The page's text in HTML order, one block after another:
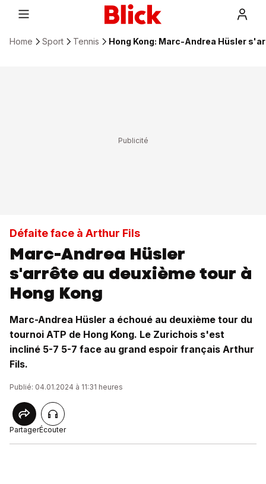
Home Sport Tennis Hong Kong: Marc-Andrea Hüsler
Défaite face à Arthur Fils
Marc-Andrea Hüsler
s'arrête au deuxième tour à
Hong Kong
Marc-Andrea Hüsler a échoué au deuxième tour du
tournoi ATP de Hong Kong. Le Zurichois s'est
incliné 5-7 5-7 face au grand espoir français Arthur
Fils.
Publié: 04.01.2024 à 11:31 heures
PartagerÉcouter